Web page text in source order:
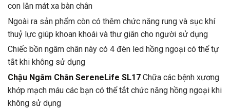
con lăn mát xa bàn chân
Ngoài ra sản phẩm còn có thêm chức năng rung và sục khí
thuỷ lực giúp khoan khoái và thư giãn cho người sử dụng
Chiếc bồn ngâm chân này có 4 đèn led hồng ngoại có thể tự
tắt khi không sử dụng
Chậu Ngâm Chân SereneLife SL17 Chữa các bệnh xương
khớp mạch máu các bạn có thể tắt chức năng hồng ngoại khi
không sử dụng